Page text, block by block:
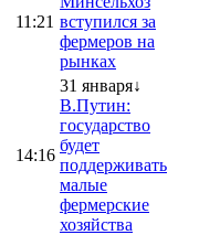
11:21 вступился за
фермеров на
рынках
14:16
31 января↓
В.Путин:
государство
будет
поддерживать
малые
фермерские
хозяйства